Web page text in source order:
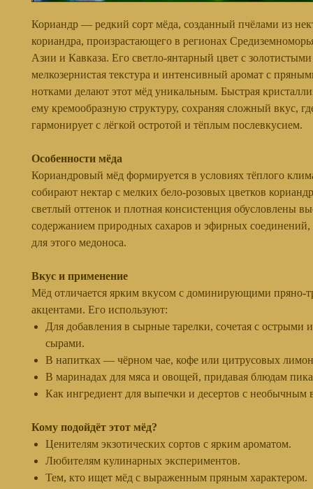
Кориандр — редкий сорт мёда, созданный пчёлами из
кориандра, произрастающего в регионах
Азии и Кавказа. Его светло-янтарный цвет с
мелкозернистая текстура и интенсивный аромат с
нотками делают этот мёд уникальным. Быстрая
ему кремообразную структуру, сохраняя сложный вкус,
гармонирует с лёгкой остротой и тёплым послевкусием.
Особенности мёда
Кориандровый мёд формируется в условиях тёплого
собирают нектар с мелких бело-розовых цветков
светлый оттенок и плотная консистенция обусловлены
содержанием природных сахаров и эфирных соединений,
для этого медоноса.
Вкус и применение
Мёд отличается ярким вкусом с доминирующими пряно-
акцентами. Его используют:
Для добавления в сырные тарелки, сочетая с острыми
сырами.
В напитках — чёрном чае, кофе или цитрусовых
В маринадах для мяса и овощей, придавая блюдам
Как ингредиент для выпечки и десертов с необычным
Кому подойдёт этот мёд?
Ценителям экзотических сортов с ярким ароматом.
Любителям кулинарных экспериментов.
Тем, кто ищет мёд с выраженным пряным характером.